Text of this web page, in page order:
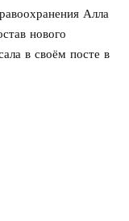
Алла
нового
в своём посте в